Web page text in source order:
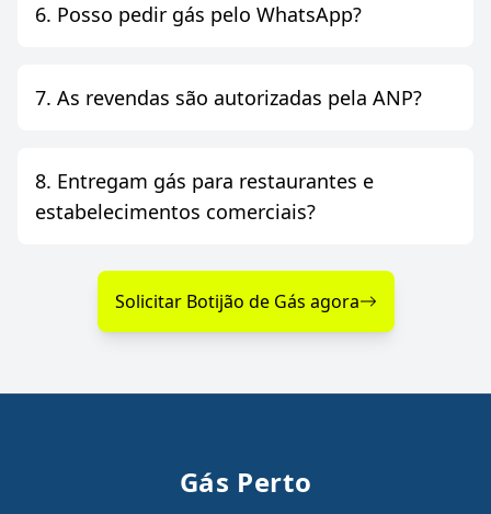
6. Posso pedir gás pelo WhatsApp?
7. As revendas são autorizadas pela ANP?
8. Entregam gás para restaurantes e
estabelecimentos comerciais?
Solicitar Botijão de Gás agora
Gás Perto